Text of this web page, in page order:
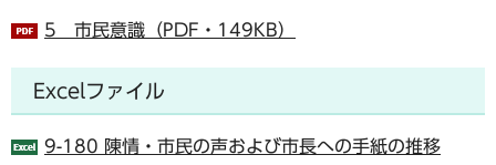
5 市民意識（PDF・149KB）
Excelファイル
9-180 陳情・市民の声および市長への手紙の推移